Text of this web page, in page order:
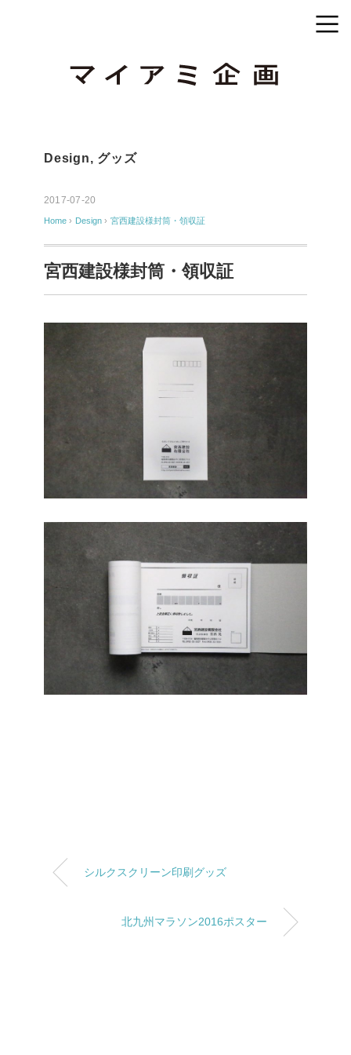
Design, グッズ
2017-07-20
Home › Design › 宮西建設様封筒・領収証
宮西建設様封筒・領収証
シルクスクリーン印刷グッズ
北九州マラソン2016ポスター